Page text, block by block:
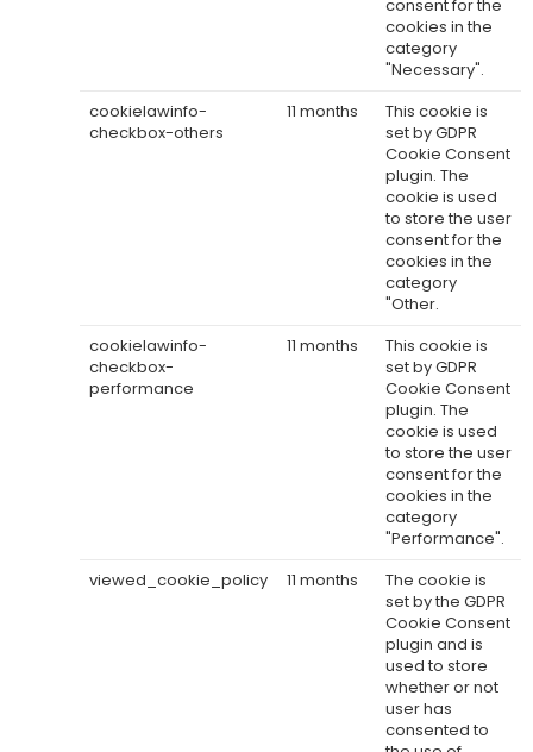
consent for the
cookies in the
category
"Necessary".
cookielawinfo-
checkbox-others
11 months
This cookie is
set by GDPR
Cookie Consent
plugin. The
cookie is used
to store the user
consent for the
cookies in the
category
"Other.
cookielawinfo-
checkbox-
performance
11 months
This cookie is
set by GDPR
Cookie Consent
plugin. The
cookie is used
to store the user
consent for the
cookies in the
category
"Performance".
viewed_cookie_policy
11 months
The cookie is
set by the GDPR
Cookie Consent
plugin and is
used to store
whether or not
user has
consented to